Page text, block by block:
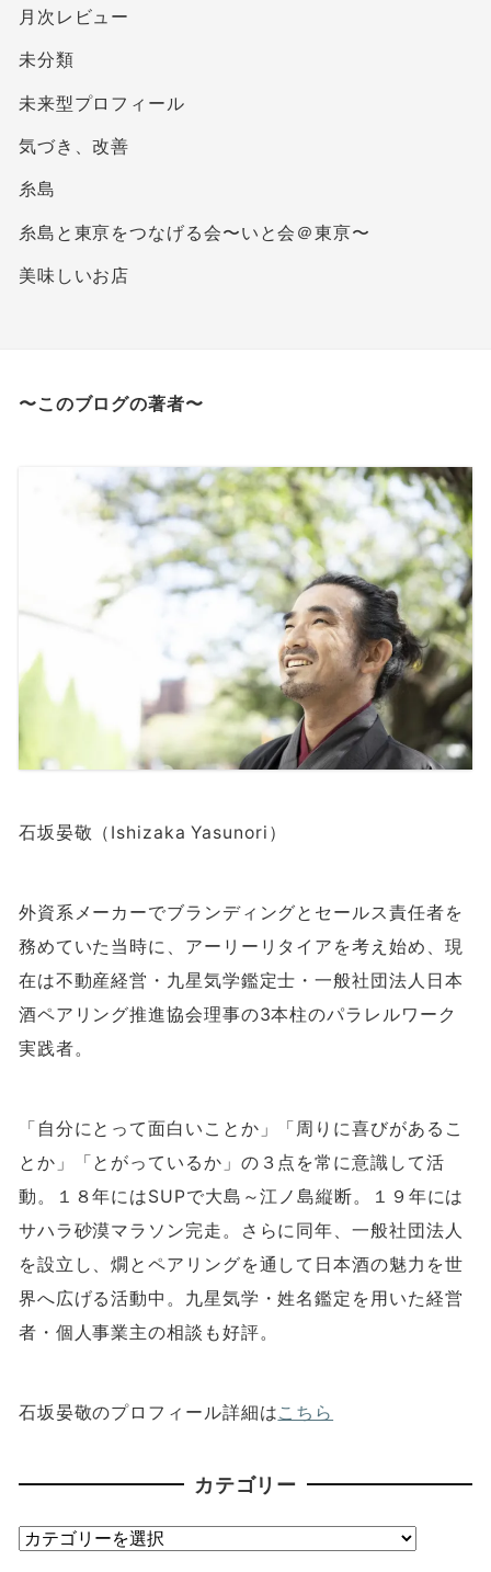
月次レビュー
未分類
未来型プロフィール
気づき、改善
糸島
糸島と東亰をつなげる会〜いと会＠東亰〜
美味しいお店
〜このブログの著者〜
石坂晏敬（Ishizaka Yasunori）
外資系メーカーでブランディングとセールス責任者を
務めていた当時に、アーリーリタイアを考え始め、現
在は不動産経営・九星気学鑑定士・一般社団法人日本
酒ペアリング推進協会理事の3本柱のパラレルワーク
実践者。
「自分にとって面白いことか」「周りに喜びがあるこ
とか」「とがっているか」の３点を常に意識して活
動。１８年にはSUPで大島～江ノ島縦断。１９年には
サハラ砂漠マラソン完走。さらに同年、一般社団法人
を設立し、燗とペアリングを通して日本酒の魅力を世
界へ広げる活動中。九星気学・姓名鑑定を用いた経営
者・個人事業主の相談も好評。
石坂晏敬のプロフィール詳細はこちら
カテゴリー
カ